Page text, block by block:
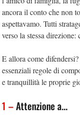
ancora il conto che non
aspettavamo. Tutti
verso la stessa
E allora come
essenziali regole di
e tranquillità le proprie
1 –Attenzione a…